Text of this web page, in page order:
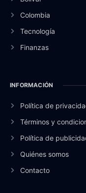
Colombia
Tecnología
Finanzas
INFORMACIÓN
Política de
Términos y
Política de
Quiénes somos
Contacto